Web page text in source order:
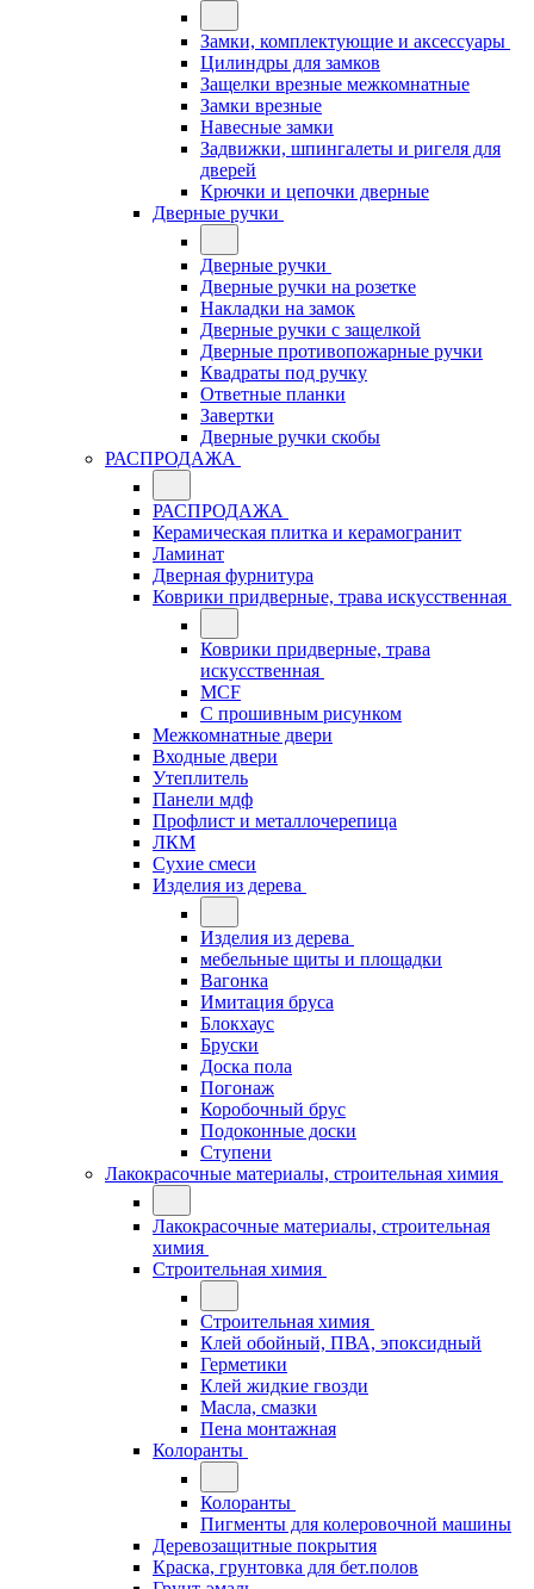
Замки, комплектующие и аксессуары
Цилиндры для замков
Защелки врезные межкомнатные
Замки врезные
Навесные замки
Задвижки, шпингалеты и ригеля для
дверей
Крючки и цепочки дверные
Дверные ручки
Дверные ручки
Дверные ручки на розетке
Накладки на замок
Дверные ручки с защелкой
Дверные противопожарные ручки
Квадраты под ручку
Ответные планки
Завертки
Дверные ручки скобы
РАСПРОДАЖА
РАСПРОДАЖА
Керамическая плитка и керамогранит
Ламинат
Дверная фурнитура
Коврики придверные, трава искусственная
Коврики придверные, трава
искусственная
MCF
С прошивным рисунком
Межкомнатные двери
Входные двери
Утеплитель
Панели мдф
Профлист и металлочерепица
ЛКМ
Сухие смеси
Изделия из дерева
Изделия из дерева
мебельные щиты и площадки
Вагонка
Имитация бруса
Блокхаус
Бруски
Доска пола
Погонаж
Коробочный брус
Подоконные доски
Ступени
Лакокрасочные материалы, строительная химия
Лакокрасочные материалы, строительная
химия
Строительная химия
Строительная химия
Клей обойный, ПВА, эпоксидный
Герметики
Клей жидкие гвозди
Масла, смазки
Пена монтажная
Колоранты
Колоранты
Пигменты для колеровочной машины
Деревозащитные покрытия
Краска, грунтовка для бет.полов